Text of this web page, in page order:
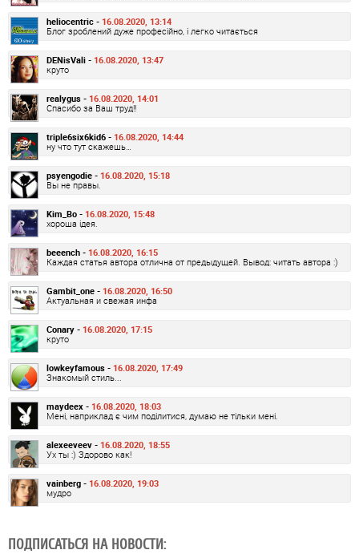
heliocentric - 16.08.2020, 13:14
Блог зроблений дуже професійно, і легко читається
DENisVali - 16.08.2020, 13:47
круто
realygus - 16.08.2020, 14:01
Спасибо за Ваш труд!!
triple6six6kid6 - 16.08.2020, 14:44
ну что тут скажешь…
psyengodie - 16.08.2020, 15:18
Вы не правы.
Kim_Bo - 16.08.2020, 15:48
хороша ідея.
beeench - 16.08.2020, 16:15
Каждая статья автора отлична от предыдущей. Вывод: читать автора :)
Gambit_one - 16.08.2020, 16:50
Актуальная и свежая инфа
Conary - 16.08.2020, 17:15
круто
lowkeyfamous - 16.08.2020, 17:49
Знакомый стиль...
maydeex - 16.08.2020, 18:03
Мені, наприклад є чим поділитися, думаю не тільки мені.
alexeeveev - 16.08.2020, 18:55
Ух ты :) Здорово как!
vainberg - 16.08.2020, 19:03
мудро
ПОДПИСАТЬСЯ НА НОВОСТИ: